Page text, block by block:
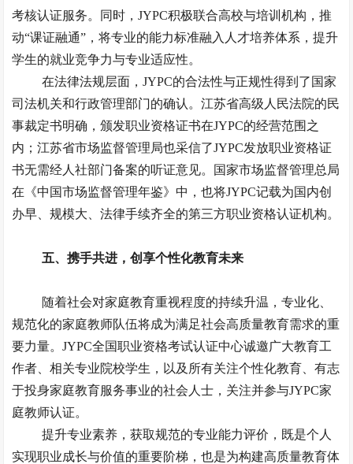
考核认证服务。同时，JYPC积极联合高校与培训机构，推
动“课证融通”，将专业的能力标准融入人才培养体系，提升
学生的就业竞争力与专业适应性。
在法律法规层面， JYPC的合法性与正规性得到了国家
司法机关和行政管理部门的确认。江苏省高级人民法院的民
事裁定书明确，颁发职业资格证书在JYPC的经营范围之
内；江苏省市场监督管理局也采信了JYPC发放职业资格证
书无需经人社部门备案的听证意见。国家市场监督管理总局
在《中国市场监督管理年鉴》中，也将JYPC记载为国内创
办早、规模大、法律手续齐全的第三方职业资格认证机构。
五、 携手共进，创享个性化教育未来
随着社会对家庭教育重视程度的持续升温，专业化、
规范化的家庭教师队伍将成为满足社会高质量教育需求的重
要力量。JYPC全国职业资格考试认证中心诚邀广大教育工
作者、相关专业院校学生，以及所有关注个性化教育、有志
于投身家庭教育服务事业的社会人士，关注并参与JYPC家
庭教师认证。
提升专业素养，获取规范的专业能力评价，既是个人
实现职业成长与价值的重要阶梯，也是为构建高质量教育体